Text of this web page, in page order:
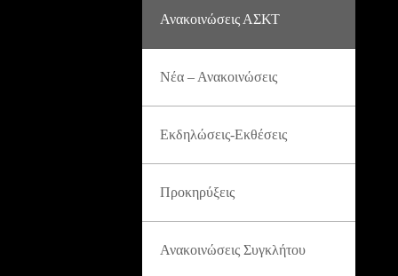
Ανακοινώσεις ΑΣΚΤ
Νέα – Ανακοινώσεις
Εκδηλώσεις-Εκθέσεις
Προκηρύξεις
Ανακοινώσεις Συγκλήτου